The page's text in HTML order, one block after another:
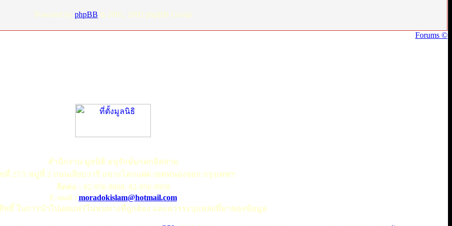
Powered by phpBB ฉ 2001, 2002 phpBB Group
Forums ©
สำนักงาน มูลนิธิ อนุรักษ์มรดกอิสลาม
ที่ 27/5 หมู่ที่ 2 ถนนเลียบวารี แขวงโคกแฝด เขตหนองจอก กรุงเทพฯ
ติดต่อ : 02-956-9860, 02-956-9958
E-mail : moradokislam@hotmail.com
ทธิ์ ในการนำไปเผยแพร่ในหนทางที่ถูกต้อง และควรระบุแหล่งที่มาของข้อมูล